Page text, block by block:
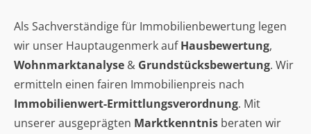
Als Sachverständige für Immobilienbewertung legen
wir unser Hauptaugenmerk aufHausbewertung,
Wohnmarktanalyse & Grundstücksbewertung. Wir
ermitteln einen fairen Immobilienpreis nach
Immobilienwert-Ermittlungsverordnung. Mit
unserer ausgeprägten Marktkenntnis beraten wir